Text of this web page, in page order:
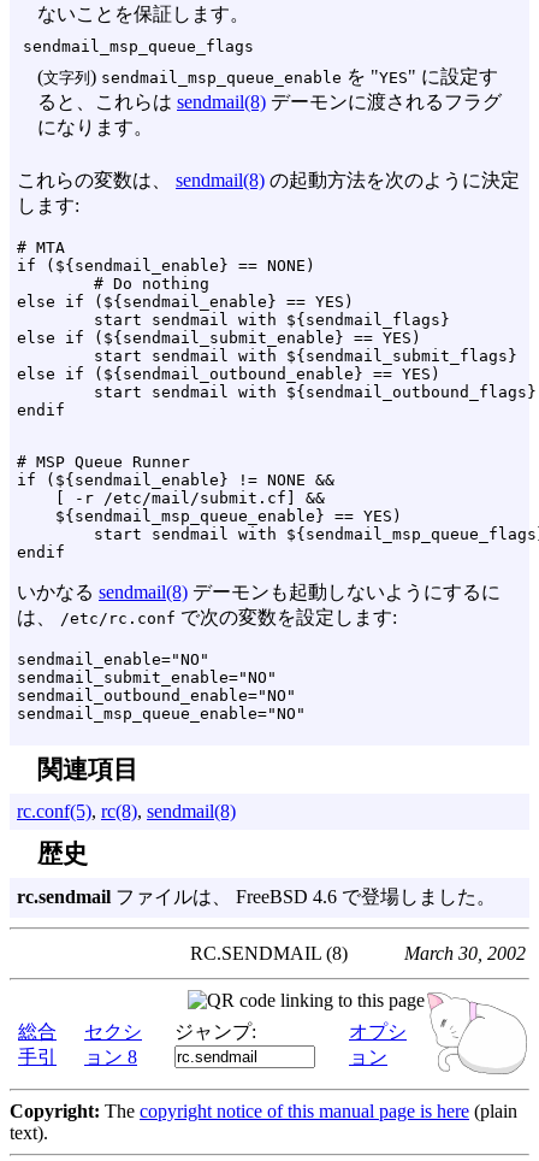
ないことを保証します。
sendmail_msp_queue_flags
(文字列 ) sendmail_msp_queue_enable を "YES" に設定す
ると、これらは sendmail(8) デーモンに渡されるフラグ
になります。
これらの変数は、 sendmail(8) の起動方法を次のように決定
します:
# MTA
if (${sendmail_enable} == NONE)
        # Do nothing
else if (${sendmail_enable} == YES)
        start sendmail with ${sendmail_flags}
else if (${sendmail_submit_enable} == YES)
        start sendmail with ${sendmail_submit_flags}
else if (${sendmail_outbound_enable} == YES)
        start sendmail with ${sendmail_outbound_flags}
# MSP Queue Runner
if (${sendmail_enable} != NONE &&
    [ -r /etc/mail/submit.cf] &&
    ${sendmail_msp_queue_enable} == YES)
start sendmail with
いかなる sendmail(8) デーモンも起動しないようにするに
は、
/etc/rc.conf で次の変数を設定します:
sendmail_enable="NO"
sendmail_submit_enable="NO"
sendmail_outbound_enable="NO"
関連項目
rc.conf(5), rc(8), sendmail(8)
歴史
rc.sendmail ファイルは、 FreeBSD 4.6 で登場しました。
RC.SENDMAIL (8) March 30, 2002
総合
手引
セクシ
ョン 8
ジャンプ:
オプシ
ョン
Copyright: The copyright notice of this manual page is here (plain
text).